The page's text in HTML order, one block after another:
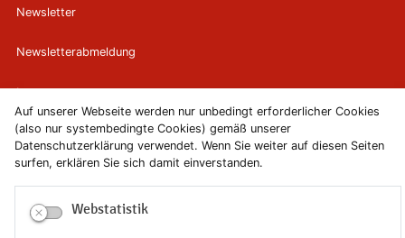
Auf unserer Webseite werden nur unbedingt erforderlicher Cookies
(also nur systembedingte Cookies) gemäß unserer
Datenschutzerklärung verwendet. Wenn Sie weiter auf diesen Seiten
surfen, erklären Sie sich damit einverstanden.
Webstatistik
Newsletter
Newsletterabmeldung
Impressum
Datenschutzerklärung
Erklärung zur Barrierefreiheit
Leichte Sprache